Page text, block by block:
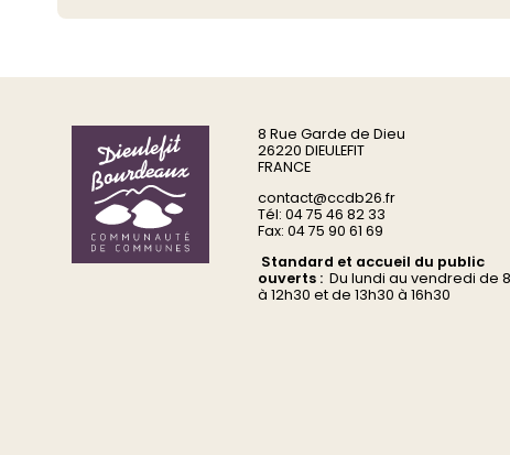
8 Rue Garde de Dieu
26220 DIEULEFIT
FRANCE
contact@ccdb26.fr
Tél: 04 75 46 82 33
Fax: 04 75 90 61 69
Standard et accueil du public
ouverts :Du lundi au vendredi de
à 12h30 et de 13h30 à 16h30